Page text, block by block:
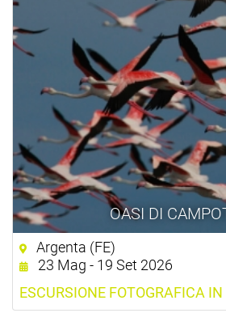
OASI DI
Argenta (FE)
23 Mag - 19 Set 2026
ESCURSIONE FOTOGRAFICA